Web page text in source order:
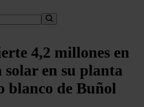
4,2 millones en
en su planta
blanco de Buñol